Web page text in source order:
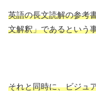
英語の長文読解の参考
文解釈」であるという
それと同時に、ビジュ